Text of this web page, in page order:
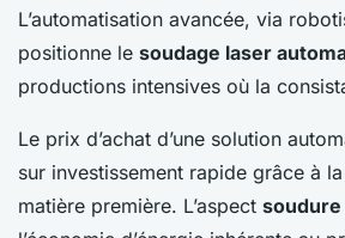
L’automatisation avancée, via
positionne le soudage laser
productions intensives où la
Le prix d’achat d’une solution
sur investissement rapide grâce à
matière première. L’aspect soudure